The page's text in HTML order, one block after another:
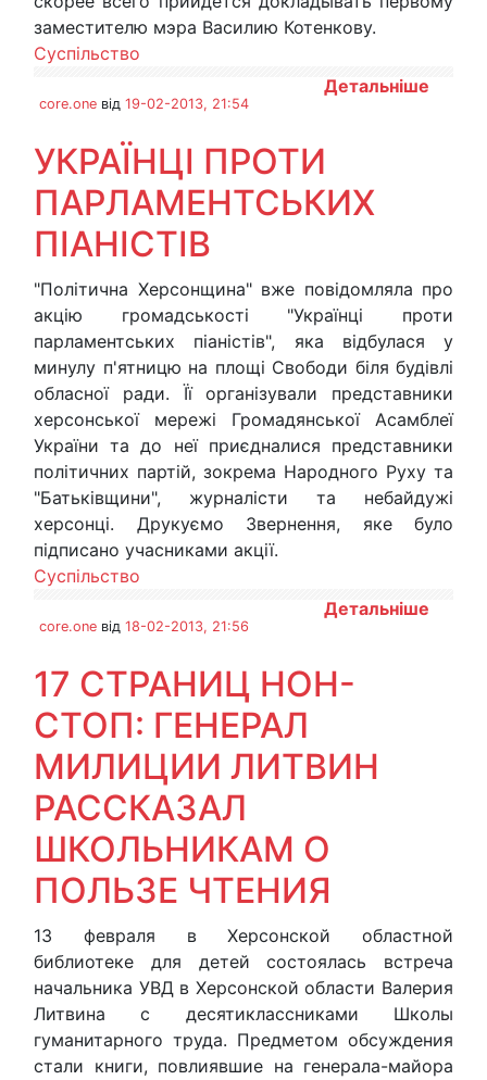
заместителю мэра Василию Котенкову.
Суспільство
Детальніше
core.one від 19-02-2013, 21:54
УКРАЇНЦІ ПРОТИ
ПАРЛАМЕНТСЬКИХ
ПІАНІСТІВ
"Політична Херсонщина" вже повідомляла про
акцію громадськості "Українці проти
парламентських піаністів", яка відбулася у
минулу п'ятницю на площі Свободи біля будівлі
обласної ради. Її організували представники
херсонської мережі Громадянської Асамблеї
України та до неї приєдналися представники
політичних партій, зокрема Народного Руху та
"Батьківщини", журналісти та небайдужі
херсонці. Друкуємо Звернення, яке було
підписано учасниками акції.
Суспільство
Детальніше
core.one від 18-02-2013, 21:56
17 СТРАНИЦ НОН-
СТОП: ГЕНЕРАЛ
МИЛИЦИИ ЛИТВИН
РАССКАЗАЛ
ШКОЛЬНИКАМ О
ПОЛЬЗЕ ЧТЕНИЯ
13 февраля в Херсонской областной
библиотеке для детей состоялась встреча
начальника УВД в Херсонской области Валерия
Литвина с десятиклассниками Школы
гуманитарного труда. Предметом обсуждения
стали книги, повлиявшие на генерала-майора